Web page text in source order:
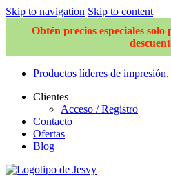
Skip to navigation Skip to content
Obtén precios especiales
Productos líderes de
Clientes
Acceso / Registro
Contacto
Ofertas
Blog